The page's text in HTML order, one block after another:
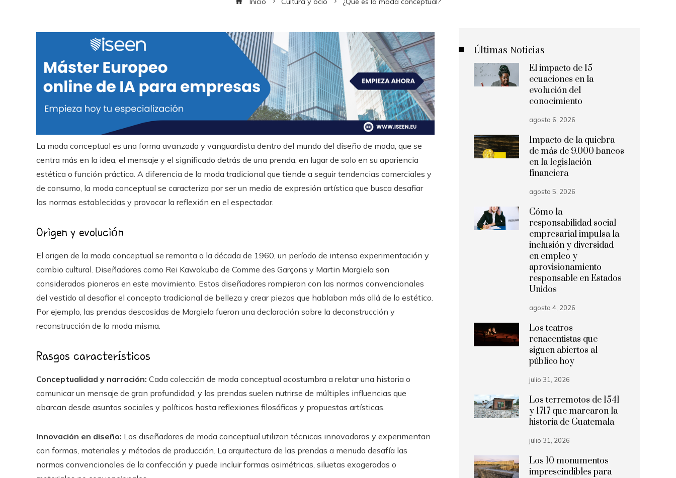
La moda conceptual es una forma avanzada y vanguardista dentro del mundo del diseño de moda, que se
centra más en la idea, el mensaje y el significado detrás de una prenda, en lugar de solo en su apariencia
estética o función práctica. A diferencia de la moda tradicional que tiende a seguir tendencias comerciales y
de consumo, la moda conceptual se caracteriza por ser un medio de expresión artística que busca desafiar
las normas establecidas y provocar la reflexión en el espectador.
Origen y evolución
El origen de la moda conceptual se remonta a la década de 1960, un período de intensa experimentación y
cambio cultural. Diseñadores como Rei Kawakubo de Comme des Garçons y Martin Margiela son
considerados pioneros en este movimiento. Estos diseñadores rompieron con las normas convencionales
del vestido al desafiar el concepto tradicional de belleza y crear piezas que hablaban más allá de lo estético.
Por ejemplo, las prendas descosidas de Margiela fueron una declaración sobre la deconstrucción y
reconstrucción de la moda misma.
Rasgos característicos
Conceptualidad y narración: Cada colección de moda conceptual acostumbra a relatar una historia o
comunicar un mensaje de gran profundidad, y las prendas suelen nutrirse de múltiples influencias que
abarcan desde asuntos sociales y políticos hasta reflexiones filosóficas y propuestas artísticas.
Innovación en diseño: Los diseñadores de moda conceptual utilizan técnicas innovadoras y experimentan
con formas, materiales y métodos de producción. La arquitectura de las prendas a menudo desafía las
normas convencionales de la confección y puede incluir formas asimétricas, siluetas exageradas o
Últimas Noticias
El impacto de 15
ecuaciones en la
evolución del
conocimiento
agosto 6, 2026
Impacto de la quiebra
de más de 9.000 bancos
en la legislación
financiera
agosto 5, 2026
Cómo la
responsabilidad social
empresarial impulsa la
inclusión y diversidad
en empleo y
aprovisionamiento
responsable en Estados
Unidos
agosto 4, 2026
Los teatros
renacentistas que
siguen abiertos al
público hoy
julio 31, 2026
Los terremotos de 1541
y 1717 que marcaron la
historia de Guatemala
julio 31, 2026
Los 10 monumentos
imprescindibles para